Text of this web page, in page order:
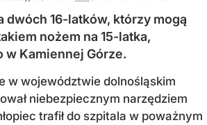
dwóch 16-latków, którzy mogą
nożem na 15-latka,
w Kamiennej Górze.
w województwie dolnośląskim
niebezpiecznym narzędziem
trafił do szpitala w poważnym